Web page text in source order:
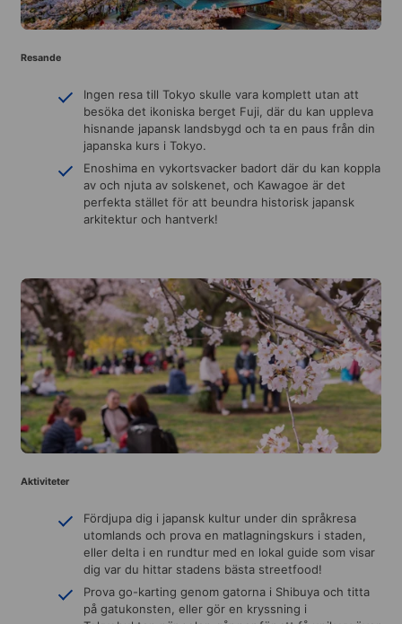
Resande
Ingen resa till Tokyo skulle vara komplett utan att
besöka det ikoniska berget Fuji, där du kan uppleva
hisnande japansk landsbygd och ta en paus från din
japanska kurs i Tokyo.
Enoshima en vykortsvacker badort där du kan koppla
av och njuta av solskenet, och Kawagoe är det
perfekta stället för att beundra historisk japansk
arkitektur och hantverk!
Aktiviteter
Fördjupa dig i japansk kultur under din språkresa
utomlands och prova en matlagningskurs i staden,
eller delta i en rundtur med en lokal guide som visar
dig var du hittar stadens bästa streetfood!
Prova go-karting genom gatorna i Shibuya och titta
på gatukonsten, eller gör en kryssning i